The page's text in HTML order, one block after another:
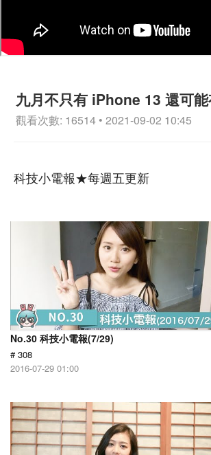
九月不只有 iPhone 13 還可
觀看次數: 16514 • 2021-09-02 10:45
科技小電報★每週五更新
No.30 科技小電報(7/29)
# 308
2016-07-29 01:00